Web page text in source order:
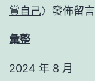
賞自己〉發佈留言
彙整
2024 年 8 月